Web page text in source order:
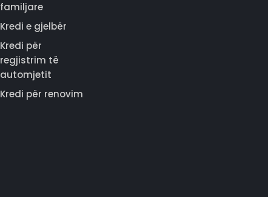
familjare
Kredi e gjelbër
Kredi për
regjistrim të
automjetit
Kredi për renovim